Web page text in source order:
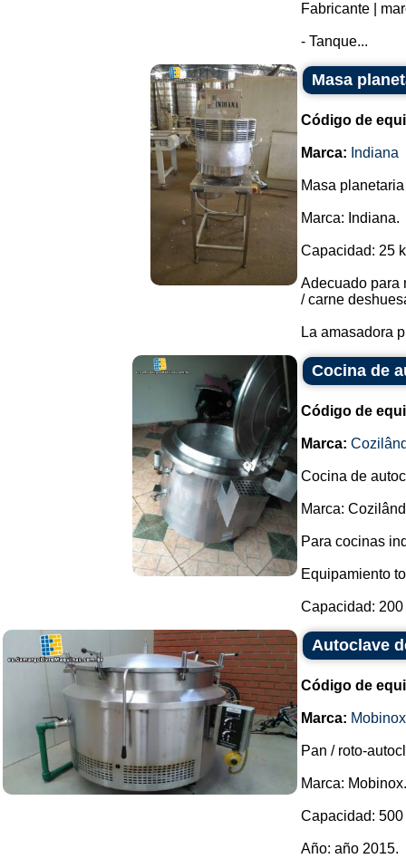
Fabricante |
- Tanque...
Masa
Código de
Marca: Indiana
Masa
Marca: Indiana.
Capacidad: 25
Adecuado para
/ carne
La amasadora
Cocina de
Código de
Marca:
Cocina de
Marca:
Para cocinas
Equipamiento
Capacidad: 200
Autoclave
Código de
Marca: Mobinox
Pan / roto-
Marca: Mobinox.
Capacidad: 500
Año: año 2015.